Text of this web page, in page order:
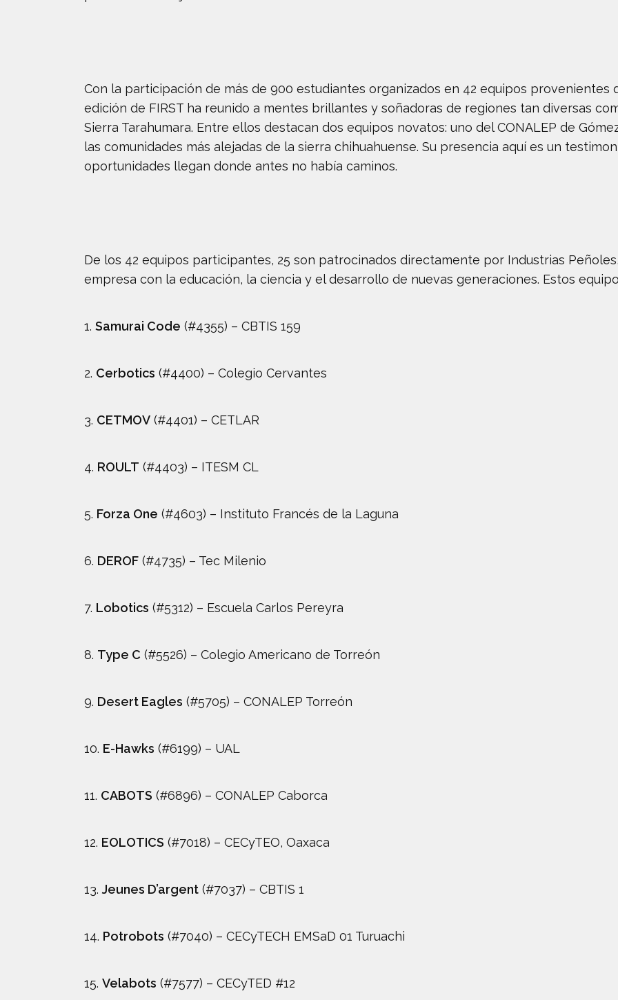
Con la participación de más de 900 estudiantes organizados en 42 equipos provenientes
edición de FIRST ha reunido a mentes brillantes y soñadoras de regiones tan diversas
Sierra Tarahumara. Entre ellos destacan dos equipos novatos: uno del CONALEP de
las comunidades más alejadas de la sierra chihuahuense. Su presencia aquí es un
oportunidades llegan donde antes no había caminos.
De los 42 equipos participantes, 25 son patrocinados directamente por Industrias
empresa con la educación, la ciencia y el desarrollo de nuevas generaciones. Estos
1. Samurai Code (#4355) – CBTIS 159
2. Cerbotics (#4400) – Colegio Cervantes
3. CETMOV (#4401) – CETLAR
4. ROULT (#4403) – ITESM CL
5. Forza One (#4603) – Instituto Francés de la Laguna
6. DEROF (#4735) – Tec Milenio
7. Lobotics (#5312) – Escuela Carlos Pereyra
8. Type C (#5526) – Colegio Americano de Torreón
9. Desert Eagles (#5705) – CONALEP Torreón
10. E-Hawks (#6199) – UAL
11. CABOTS (#6896) – CONALEP Caborca
12. EOLOTICS (#7018) – CECyTEO, Oaxaca
13. Jeunes D’argent (#7037) – CBTIS 1
14. Potrobots (#7040) – CECyTECH EMSaD 01 Turuachi
15. Velabots (#7577) – CECyTED #12